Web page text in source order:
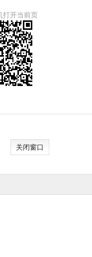
打开当前页
关闭窗口